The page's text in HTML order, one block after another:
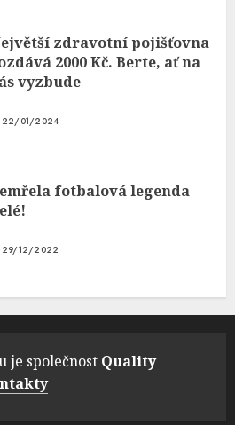
zdravotní pojišťovna
2000 Kč. Berte, ať na
vyzbude
22/01/2024
fotbalová legenda
29/12/2022
je společnost Quality